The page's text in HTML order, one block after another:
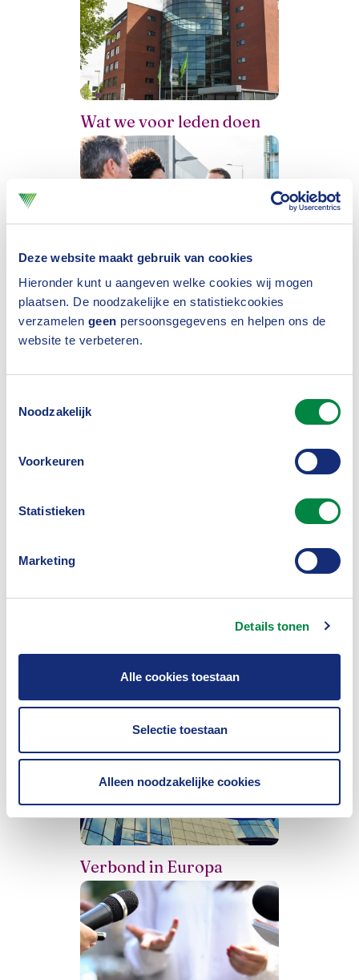
Deze website maakt gebruik van cookies
Hieronder kunt u aangeven welke cookies wij mogen
plaatsen. De noodzakelijke en statistiekcookies
verzamelen geen persoonsgegevens en helpen ons de
website te verbeteren.
Noodzakelijk
Voorkeuren
Statistieken
Marketing
Details tonen
Alle cookies toestaan
Selectie toestaan
Alleen noodzakelijke cookies
Wat we voor leden doen
(Associate) partners en
sponsoren
Lid worden
Bestuur en organisatie
Verbond in Europa